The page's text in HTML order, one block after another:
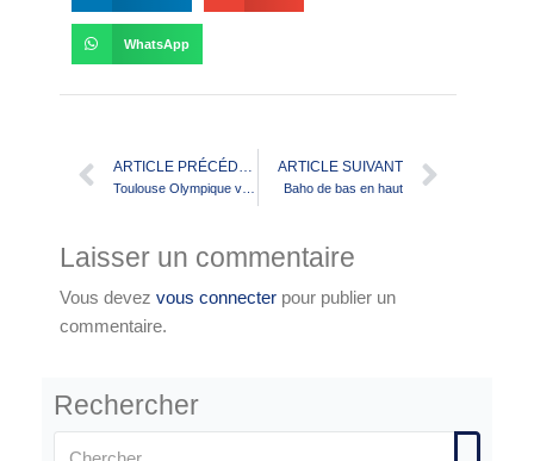
WhatsApp
ARTICLE PRÉCÉDENT ARTICLE SUIVANT
Baho de bas en haut
Laisser un commentaire
Vous devez vous connecter pour publier un
commentaire.
Rechercher